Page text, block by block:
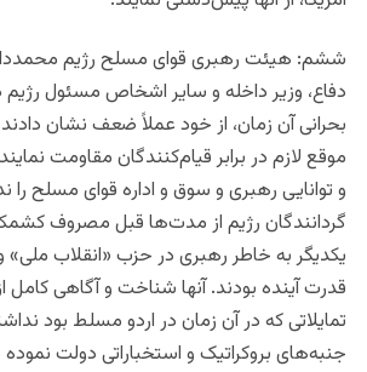
ششم: هیئت رهبری قوای مسلح رژیم
دفاع، وزیر داخله و سایر اشخاص مسئول
بحرانی آن زمان، از خود عملاً ضعف نشان
موقع لازم در برابر قیام‌کنندگان مقاومت
و توانایی رهبری و سوق و اداره قوای مسلح
گردانندگان رژیم از مدت‌ها قبل مصروف
یکدیگر به خاطر رهبری در حزب «انقلاب
قدرت آینده بودند. آنها شناخت و آگاهی کامل
تمایلاتی که در آن زمان در اردو مسلط بود
جنبه‌های بروکراتیک و استخباراتی دولت نموده